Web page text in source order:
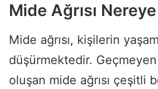
Mide Ağrısı
Mide ağrısı, kişilerin
düşürmektedir.
oluşan mide ağrısı çeşitli